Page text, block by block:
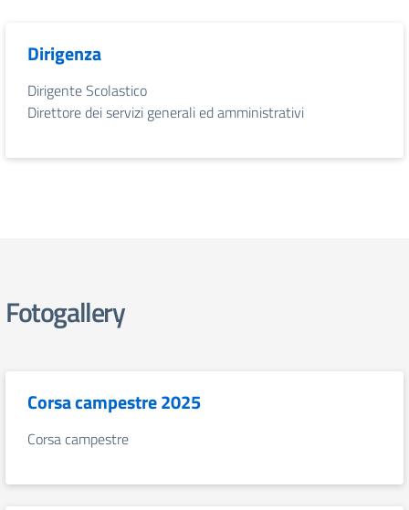
Dirigenza
Dirigente Scolastico
Direttore dei servizi generali ed amministrativi
Fotogallery
Corsa campestre 2025
Corsa campestre